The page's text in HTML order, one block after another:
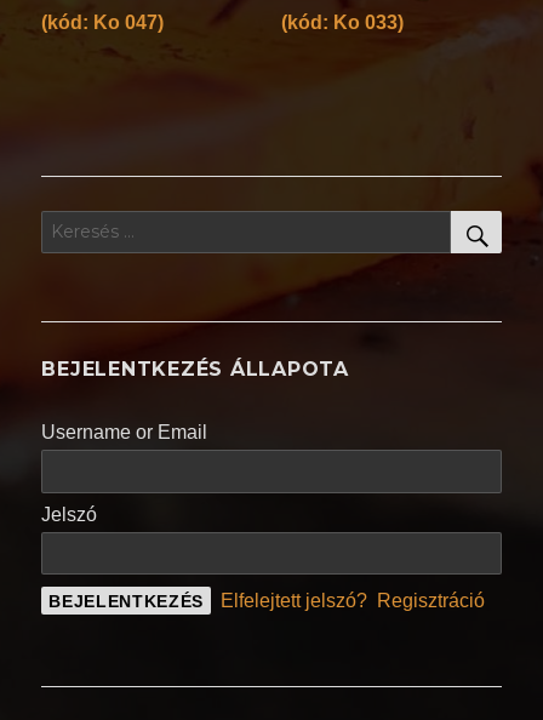
(kód: Ko 047)
(kód: Ko 033)
Keresés
a
kifejezésre:
BEJELENTKEZÉS ÁLLAPOTA
Username or Email
Jelszó
Elfelejtett jelszó? Regisztráció